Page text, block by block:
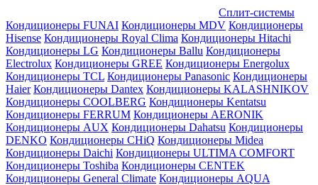
Сплит-системы
Кондиционеры FUNAI Кондиционеры MDV Кондиционеры
Hisense Кондиционеры Royal Clima Кондиционеры Hitachi
Кондиционеры LG Кондиционеры Ballu Кондиционеры
Electrolux Кондиционеры GREE Кондиционеры Energolux
Кондиционеры TCL Кондиционеры Panasonic Кондиционеры
Haier Кондиционеры Dantex Кондиционеры KALASHNIKOV
Кондиционеры СOOLBERG Кондиционеры Kentatsu
Кондиционеры FERRUM Кондиционеры AERONIK
Кондиционеры AUX Кондиционеры Dahatsu Кондиционеры
DENKO Кондиционеры CHiQ Кондиционеры Midea
Кондиционеры Daichi Кондиционеры ULTIMA COMFORT
Кондиционеры Toshiba Кондиционеры CENTEK
Кондиционеры General Climate Кондиционеры AQUA